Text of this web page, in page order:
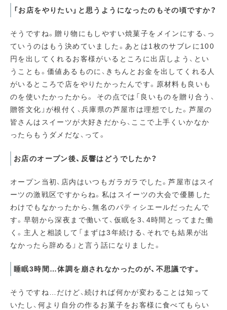
「お店をやりたい」と思うようになったのもその頃ですか？
そうですね。贈り物にもしやすい焼菓子をメインにする、っ
ていうのはもう決めていました。あとは1枚のサブレに100
円を出してくれるお客様がいるところに出店しよう、とい
うことも。価値あるものに、きちんとお金を出してくれる人
がいるところで店をやりたかったんです。原材料も良いも
のを使いたかったから。 その点では「良いものを贈り合う、
贈答文化」が根付く、兵庫県の芦屋市は理想でした。芦屋の
皆さんはスイーツが大好きだから、ここで上手くいかなか
ったらもうダメだな、って。
お店のオープン後、反響はどうでしたか？
オープン当初、店内はいつもガラガラでした。芦屋市はスイ
ーツの激戦区ですからね。私はスイーツの大会で優勝した
わけでもなかったから、無名のパティシエールだったんで
す。早朝から深夜まで働いて、仮眠を3、4時間とってまた働
く。主人と相談して「まずは3年続ける、それでも結果が出
なかったら辞める」と言う話になりました。
睡眠3時間…体調を崩されなかったのが、不思議です。
そうですね…だけど、続ければ何かが変わることは知って
いたし、何より自分の作るお菓子をお客様に食べてもらい